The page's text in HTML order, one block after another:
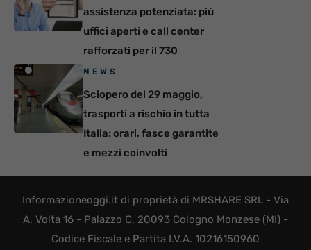
assistenza potenziata: più
uffici aperti e call center
rafforzati per il 730
NEWS
Sciopero del 29 maggio,
trasporti a rischio in tutta
Italia: orari, fasce garantite
e mezzi coinvolti
Informazioneoggi.it di proprietà di MRSHARE SRL - Via
A. Volta 16 - Palazzo C, 20093 Cologno Monzese (MI) -
Codice Fiscale e Partita I.V.A. 10216150960